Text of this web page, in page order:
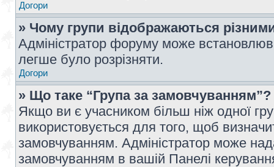
Догори
» Чому групи відображаються
Адміністратор форуму може
легше було розрізняти.
Догори
» Що таке “Група за замовчуванням”?
Якщо ви є учасником більш ніж одної
використовується для того, щоб
замовчуванням. Адміністратор може
замовчуванням в вашій Панелі